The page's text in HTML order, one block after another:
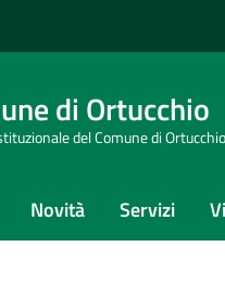
di Ortucchio
del Comune di Ortucchio
Novità Servizi